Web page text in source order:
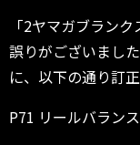
「2ヤマガブラン
誤りがございまし
に、以下の通り訂
P71 リールバラン